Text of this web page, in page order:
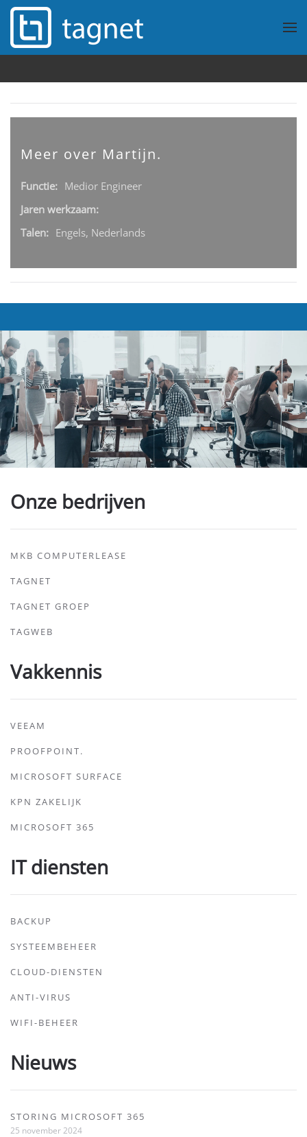
Overslaan en naar de inhoud gaan
Meer over Martijn.
Functie: Medior Engineer
Jaren werkzaam:
Talen: Engels, Nederlands
Onze bedrijven
MKB COMPUTERLEASE
TAGNET
TAGNET GROEP
TAGWEB
Vakkennis
VEEAM
PROOFPOINT.
MICROSOFT SURFACE
KPN ZAKELIJK
MICROSOFT 365
IT diensten
BACKUP
SYSTEEMBEHEER
CLOUD-DIENSTEN
ANTI-VIRUS
WIFI-BEHEER
Nieuws
STORING MICROSOFT 365
25 november 2024